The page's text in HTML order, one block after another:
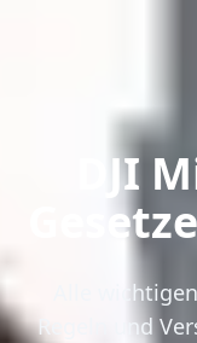
DJI
Alle
Regeln und